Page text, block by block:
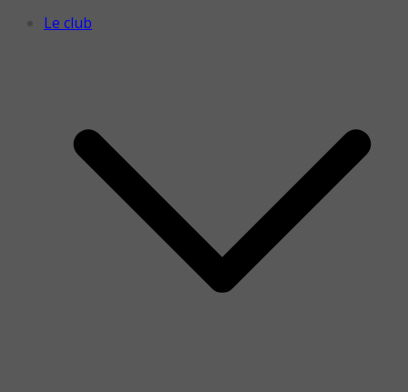
Le club